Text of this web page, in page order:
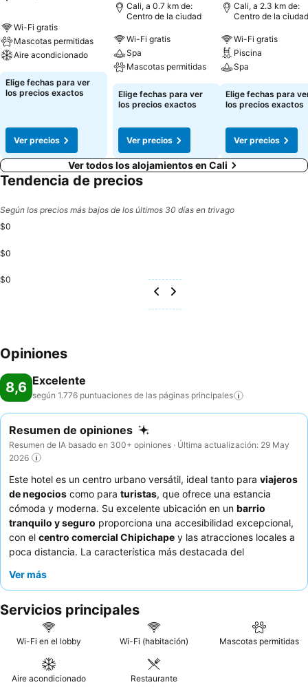
Wi-Fi gratis
Mascotas permitidas
Aire acondicionado
Elige fechas para ver
los precios exactos
Ver precios
Cali, a 0.7 km de:
Centro de la ciudad
Wi-Fi gratis
Spa
Mascotas permitidas
Elige fechas para ver
los precios exactos
Ver precios
Cali, a 2.3 km de:
Centro de la ciudad
Wi-Fi gratis
Piscina
Spa
Elige fechas para
los precios exactos
Ver precios
Ver todos los alojamientos en Cali
Tendencia de precios
Según los precios más bajos de los últimos 30 días en trivago
$0
$0
$0
Opiniones
8,6 Excelente
según 1.776 puntuaciones de las páginas principales
Resumen de opiniones
Resumen de IA basado en 300+ opiniones · Última actualización: 29 May
2026
Este hotel es un centro urbano versátil, ideal tanto para viajeros
de negocios como para turistas, que ofrece una estancia
cómoda y moderna. Su excelente ubicación en un barrio
tranquilo y seguro proporciona una accesibilidad excepcional,
con el centro comercial Chipichape y las atracciones locales a
poca distancia. La característica más destacada del
garantizan un ambiente relajante para todos los huéspedes. Los
atentoy el delicioso y variado
experiencia más tranquila, se recomienda a los huéspedes que
soliciten una habitación con vistas al jardín.
Ver más
Servicios principales
Wi-Fi en el lobby Wi-Fi (habitación) Mascotas permitidas
Aire acondicionado Restaurante